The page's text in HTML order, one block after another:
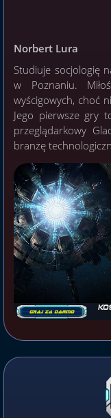
Norbert Lura
Studiuje socjologię
w Poznaniu.
wyścigowych, choć
Jego pierwsze gry
przeglądarkowy
branżę